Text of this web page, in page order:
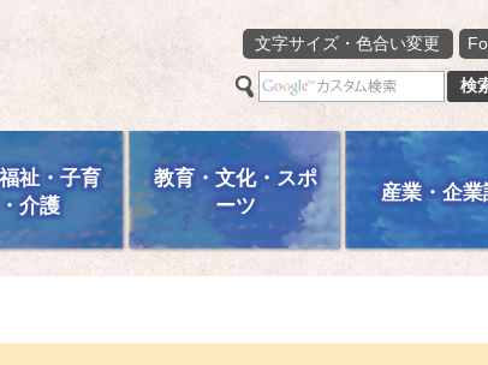
文字サイズ・色合い変更
祉・子育
介護
教育・文化・スポ
ーツ
産業・企業